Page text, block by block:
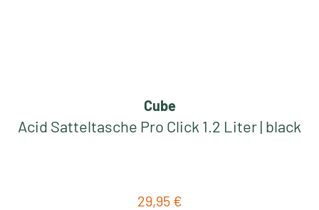
Cube
Acid Satteltasche Pro Click 1.2 Liter | black
Regulärer Preis:
29,95 €